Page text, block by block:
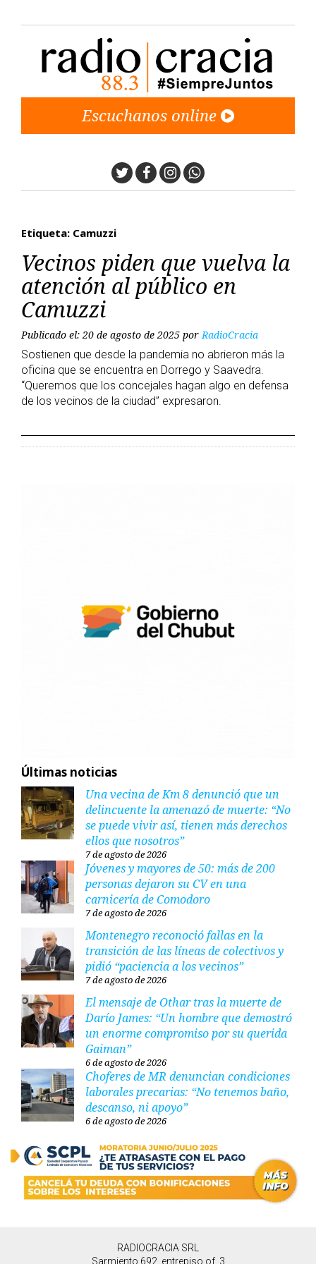
Escuchanos online
TwitterFacebook
Instagram
Whatsapp
Etiqueta: Camuzzi
Vecinos piden que vuelva la
atención al público en
Camuzzi
Publicado el: 20 de agosto de 2025 porRadioCracia
Sostienen que desde la pandemia no abrieron más la
oficina que se encuentra en Dorrego y Saavedra.
“Queremos que los concejales hagan algo en defensa
de los vecinos de la ciudad” expresaron.
Últimas noticias
Una vecina de Km 8 denunció que un
delincuente la amenazó de muerte: “No
se puede vivir así, tienen más derechos
ellos que nosotros”
7 de agosto de 2026
Jóvenes y mayores de 50: más de 200
personas dejaron su CV en una
carnicería de Comodoro
7 de agosto de 2026
Montenegro reconoció fallas en la
transición de las líneas de colectivos y
pidió “paciencia a los vecinos”
7 de agosto de 2026
El mensaje de Othar tras la muerte de
Darío James: “Un hombre que demostró
un enorme compromiso por su querida
Gaiman”
6 de agosto de 2026
Choferes de MR denuncian condiciones
laborales precarias: “No tenemos baño,
descanso, ni apoyo”
6 de agosto de 2026
RADIOCRACIA SRL
Sarmiento 692, entrepiso of. 3